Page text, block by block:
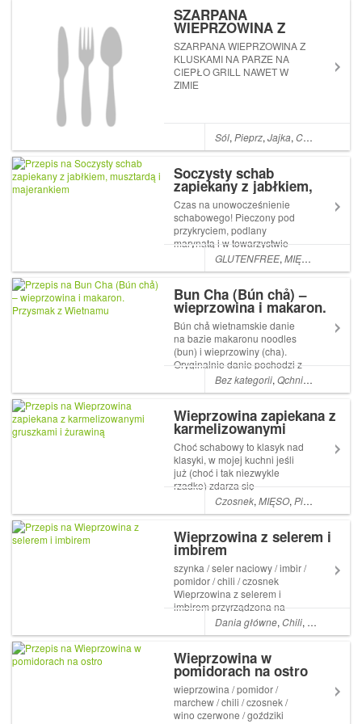
SZARPANA
WIEPRZOWINA Z
KLUSKAMI NA PARZE
NA CIEPŁO – GRILL –
NAWET W ZIMIE :)
SZARPANA WIEPRZOWINA Z
KLUSKAMI NA PARZE NA
CIEPŁO GRILL NAWET W
ZIMIE
Sól,Pieprz,Jajka,Cukier
Soczysty schab
zapiekany z jabłkiem,
musztardą i majerankiem
Czas na unowocześnienie
schabowego! Pieczony pod
przykryciem, podlany
marynatą i w towarzystwie
jabłek pozostaje mięciutki i
soczysty. Super na każdą
wszystkich
węglowodanowych
dodatków- my jedliśmy z
kaszą orkiszową. Ten rodz...
GLUTENFREE,MIĘSO
Bun Cha (Bún chả) –
wieprzowina i makaron.
Przysmak z Wietnamu
Bún chả wietnamskie danie
na bazie makaronu noodles
(bun) i wieprzowiny (cha).
Oryginalnie danie pochodzi z
Hanoi, i tam jadałem
najlepsze bún chả w życiu.
bún chả jest mnóstwo, podaję
jeden z prostszych, co nie
znacz...
Bez kategorii,Qchnia ,
Wieprzowina zapiekana z
karmelizowanymi
gruszkami i żurawiną
Choć schabowy to klasyk nad
klasyki, w mojej kuchni jeśli
już (choć i tak niezwykle
rzadko) zdarza się
panierowany kąsek, to z
kurczaka. Za to wieprzowina
najbardziej gości! Schab, jako
że chudy, trzeba na niego
uważać bo lubi za...
Czosnek,MIĘSO,Pietruszka
Wieprzowina z selerem i
imbirem
szynka / seler naciowy / imbir /
pomidor / chili / czosnek
Wieprzowina z selerem i
imbirem przyrządzona na
sposób chiński, marynowana
w sosie sojowym i
Czas przygotowania: ok. 30
minut Ilość porcji: 4 Stopień
trudności: łatw...
Dania główne,Chili, Czosnek
Wieprzowina w
pomidorach na ostro
wieprzowina / pomidor /
marchew / chili / czosnek /
wino czerwone / goździki